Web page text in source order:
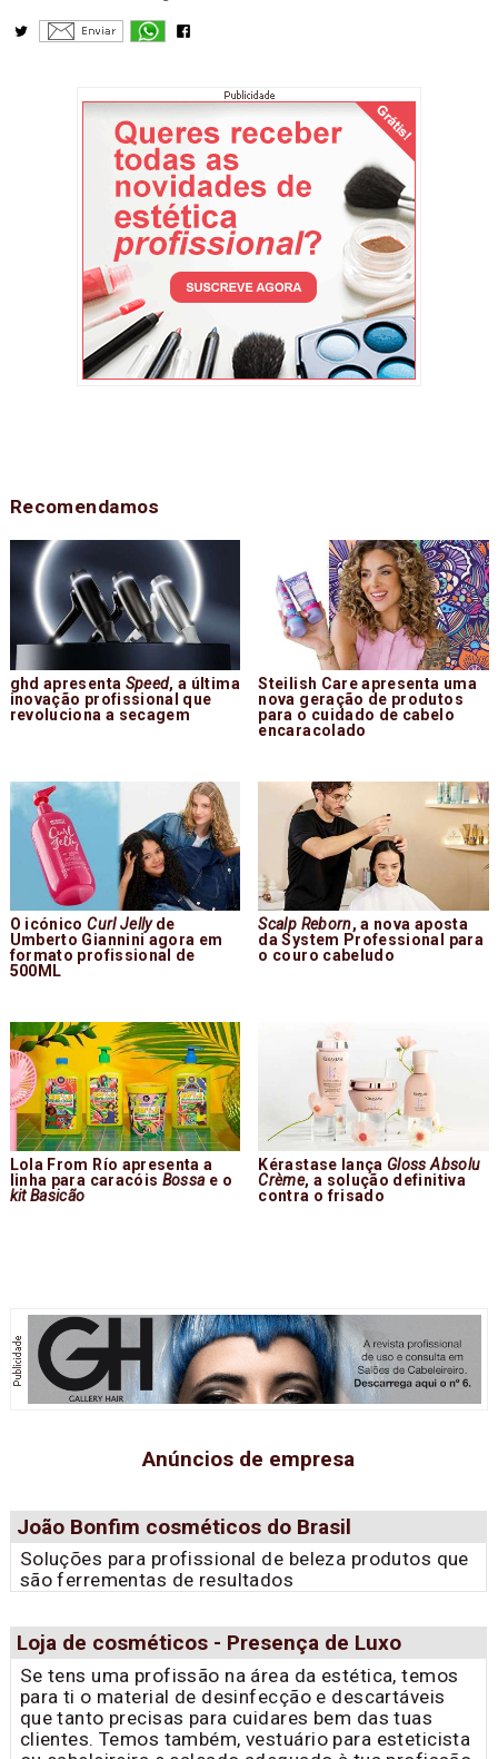
Recomendamos
ghd apresenta Speed, a última
inovação profissional que
revoluciona a secagem
Steilish Care apresenta uma
nova geração de produtos
para o cuidado de cabelo
encaracolado
O icónicoCurl Jellyde
Umberto Giannini agora em
formato profissional de
500ML
Scalp Reborn, a nova aposta
da System Professional para
o couro cabeludo
Lola From Río apresenta a
linha para caracóis Bossa e o
kit Basicão
Kérastase lança Gloss Absolu
Crème, a solução definitiva
contra o frisado
Anúncios de empresa
João Bonfim cosméticos do Brasil
Soluções para profissional de beleza produtos que
são ferrementas de resultados
Loja de cosméticos - Presença de Luxo
Se tens uma profissão na área da estética, temos
para ti o material de desinfecção e descartáveis
que tanto precisas para cuidares bem das tuas
clientes. Temos também, vestuário para esteticista